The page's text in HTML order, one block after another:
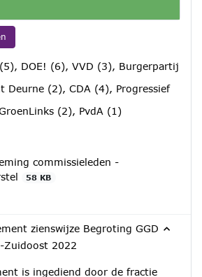
(5), DOE! (6), VVD (3), Burgerpartij
Deurne (2), CDA (4), Progressief
(2), PvdA (1)
commissieleden -
58 KB
zienswijze Begroting GGD
Zuidoost 2022
is ingediend door de fractie